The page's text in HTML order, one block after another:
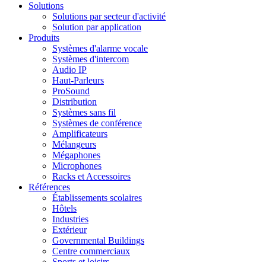
Solutions
Solutions par secteur d'activité
Solution par application
Produits
Systèmes d'alarme vocale
Systèmes d'intercom
Audio IP
Haut-Parleurs
ProSound
Distribution
Systèmes sans fil
Systèmes de conférence
Amplificateurs
Mélangeurs
Mégaphones
Microphones
Racks et Accessoires
Références
Établissements scolaires
Hôtels
Industries
Extérieur
Governmental Buildings
Centre commerciaux